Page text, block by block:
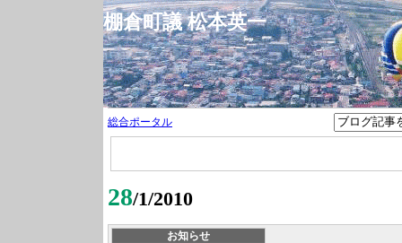
棚倉町議 松本英一
総合ポータル
28/1/2010
お知らせ